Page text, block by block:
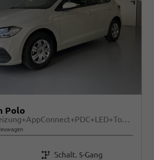
Polo
1.0 MPI Sitzheizung+AppConnect+PDC+LED+Touch+Lichtsensor+MultiLenkrad
Getriebe Schalt. 5-Gang